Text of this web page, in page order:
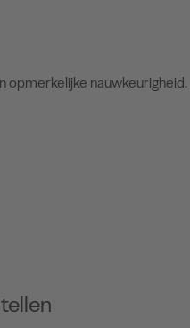
opmerkelijke nauwkeurigheid.